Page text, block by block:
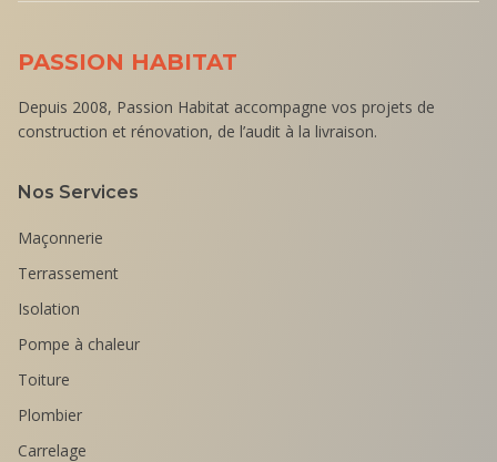
PASSION HABITAT
Depuis 2008, Passion Habitat accompagne vos projets de
construction et rénovation, de l’audit à la livraison.
Nos Services
Maçonnerie
Terrassement
Isolation
Pompe à chaleur
Toiture
Plombier
Carrelage